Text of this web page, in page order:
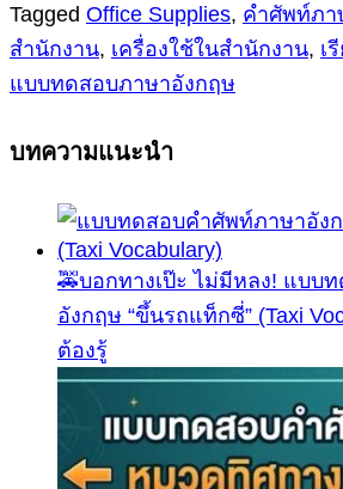
Tagged Office Supplies, คำศัพท์ภา
สำนักงาน, เครื่องใช้ในสำนักงาน, เ
แบบทดสอบภาษาอังกฤษ
บทความแนะนำ
🚕บอกทางเป๊ะ ไม่มีหลง! แบบ
อังกฤษ “ขึ้นรถแท็กซี่” (Taxi
ต้องรู้